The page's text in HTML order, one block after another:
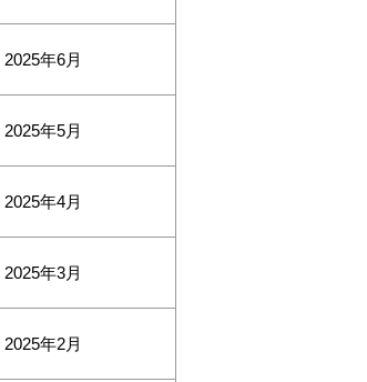
2025年6月
2025年5月
2025年4月
2025年3月
2025年2月